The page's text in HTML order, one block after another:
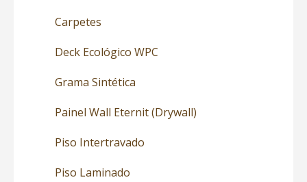
Carpetes
Deck Ecológico WPC
Grama Sintética
Painel Wall Eternit (Drywall)
Piso Intertravado
Piso Laminado